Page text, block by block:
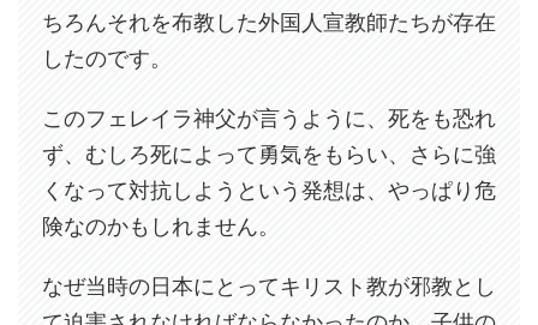
ちろんそれを布教した外国人宣教師たちが存在
したのです。
このフェレイラ神父が言うように、死をも恐れ
ず、むしろ死によって勇気をもらい、さらに強
くなって対抗しようという発想は、やっぱり危
険なのかもしれません。
なぜ当時の日本にとってキリスト教が邪教とし